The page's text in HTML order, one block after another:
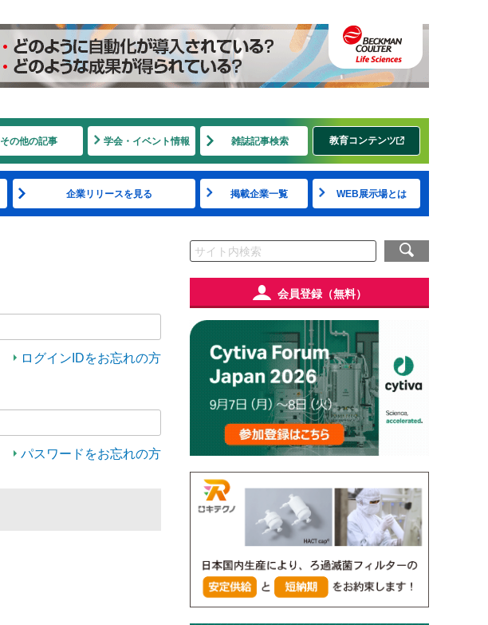
その他の記事 学会・イベント情報 雑誌記事検索 教育コンテンツ
企業リリースを見る 掲載企業一覧 WEB展示場とは
ログインIDをお忘れの方
パスワードをお忘れの方
会員登録（無料）